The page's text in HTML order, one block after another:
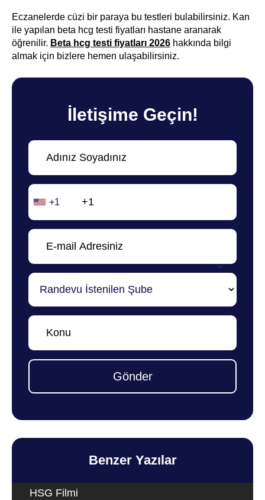
Eczanelerde cüzi bir paraya bu testleri bulabilirsiniz. Kan
ile yapılan beta hcg testi fiyatları hastane aranarak
öğrenilir. Beta hcg testi fiyatları 2026 hakkında bilgi
almak için bizlere hemen ulaşabilirsiniz.
İletişime Geçin!
+1
Gönder
Benzer Yazılar
HSG Filmi